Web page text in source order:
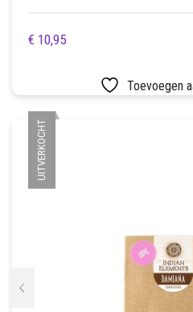
€ 10,95
Toevoegen
UITVERKOCHT